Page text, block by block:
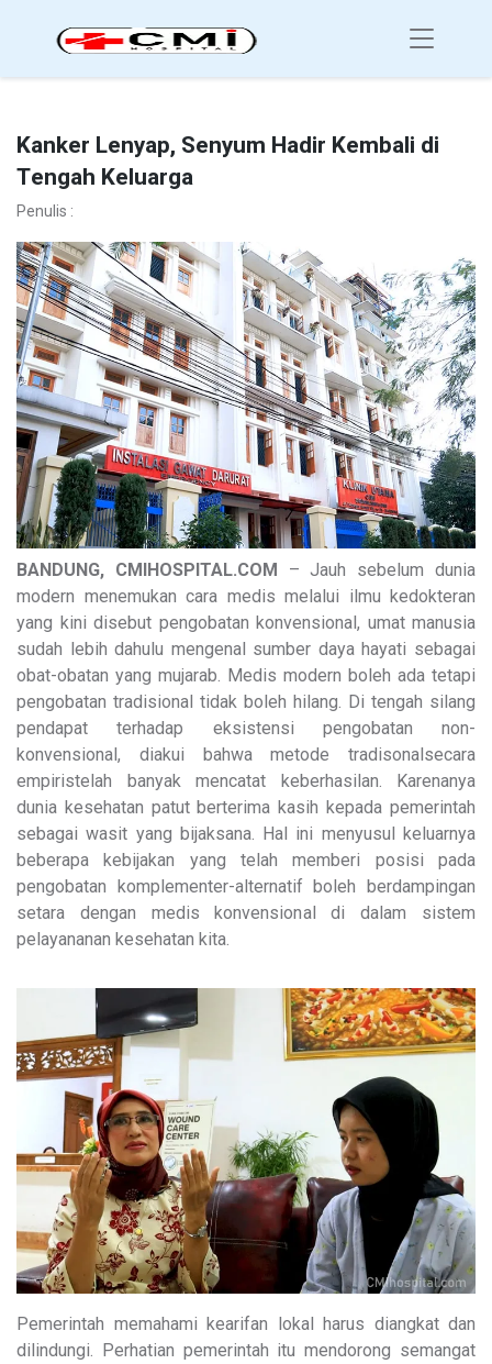
Kanker Lenyap, Senyum Hadir Kembali di
Tengah Keluarga
Penulis :
BANDUNG, CMIHOSPITAL.COM – Jauh sebelum dunia
modern menemukan cara medis melalui ilmu kedokteran
yang kini disebut pengobatan konvensional, umat manusia
sudah lebih dahulu mengenal sumber daya hayati sebagai
obat-obatan yang mujarab. Medis modern boleh ada tetapi
pengobatan tradisional tidak boleh hilang. Di tengah silang
pendapat terhadap eksistensi pengobatan non-
konvensional, diakui bahwa metode tradisonalsecara
empiristelah banyak mencatat keberhasilan. Karenanya
dunia kesehatan patut berterima kasih kepada pemerintah
sebagai wasit yang bijaksana. Hal ini menyusul keluarnya
beberapa kebijakan yang telah memberi posisi pada
pengobatan komplementer-alternatif boleh berdampingan
setara dengan medis konvensional di dalam sistem
pelayananan kesehatan kita.
Pemerintah memahami kearifan lokal harus diangkat dan
dilindungi. Perhatian pemerintah itu mendorong semangat